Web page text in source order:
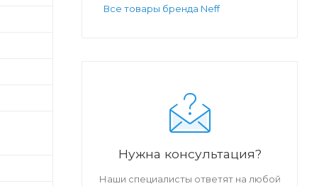
Все товары бренда Neff
Нужна консультация?
Наши специалисты ответят на любой